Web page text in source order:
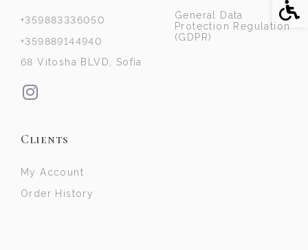
+359883336050
+359889144940
68 Vitosha BLVD, Sofia
General Data
Protection Regulation
(GDPR)
Clients
My Account
Order History